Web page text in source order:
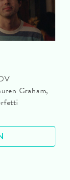
Graham,